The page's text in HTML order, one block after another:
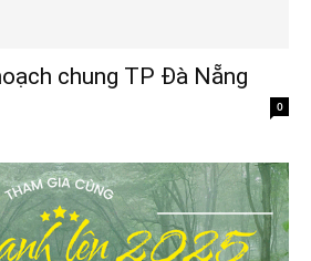
chung TP Đà Nẵng
0